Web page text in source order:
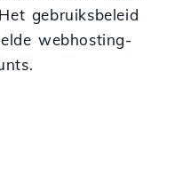
gebruiksbeleid
webhosting-